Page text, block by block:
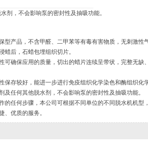
剂，不会影响泵的密封性及抽吸功能。
产品，不含甲醛、二甲苯等有毒有害物质，无刺激性
蜡后，石蜡包埋组织切片。
确保应用的质量，切出的蜡片连续呈带状，完整无缺
存较好，能进一步进行免疫组织化学染色和酶组织化学
任何其他脱水剂，不会影响泵的密封性及抽吸功能。
任何步骤，本公司可根据不同单位的不同脱水机机型
、优质的服务。